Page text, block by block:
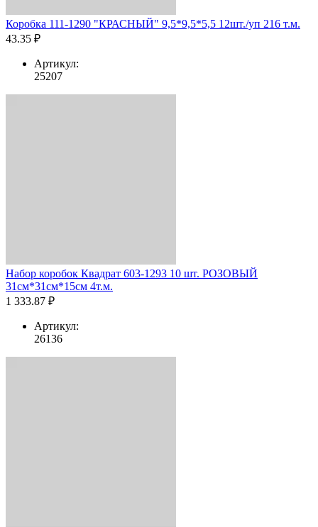
Коробка 111-1290 "КРАСНЫЙ" 9,5*9,5*5,5 12шт./уп 216 т.м.
43.35 ₽
Артикул:
25207
Набор коробок Квадрат 603-1293 10 шт. РОЗОВЫЙ
31см*31см*15см 4т.м.
1 333.87 ₽
Артикул:
26136